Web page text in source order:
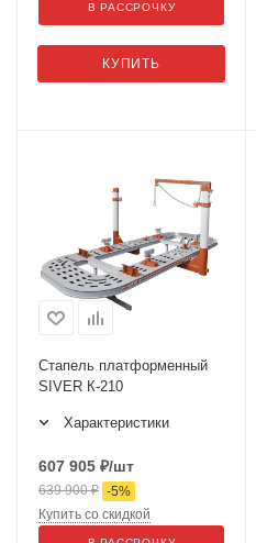
КУПИТЬ
В РАССРОЧКУ
Cтапель платформенный
SIVER К-210
Характеристики
607 905 ₽/шт
639 900₽ -5%
Купить со скидкой